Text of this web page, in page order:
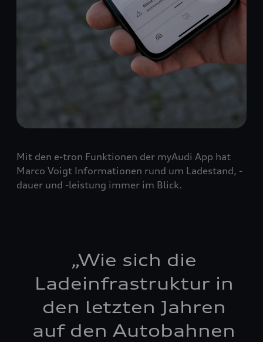
Mit den e-tron Funktionen der myAudi App hat
Marco Voigt Informationen rund um Ladestand, -
dauer und -leistung immer im Blick.
„Wie sich die
Ladeinfrastruktur in
den letzten Jahren
auf den Autobahnen